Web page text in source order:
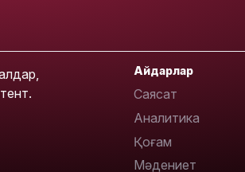
Айдарлар
Саясат
Аналитика
Қоғам
Мәдениет